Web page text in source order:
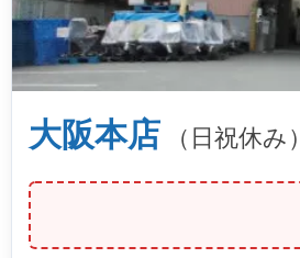
大阪本店 （日祝休み）